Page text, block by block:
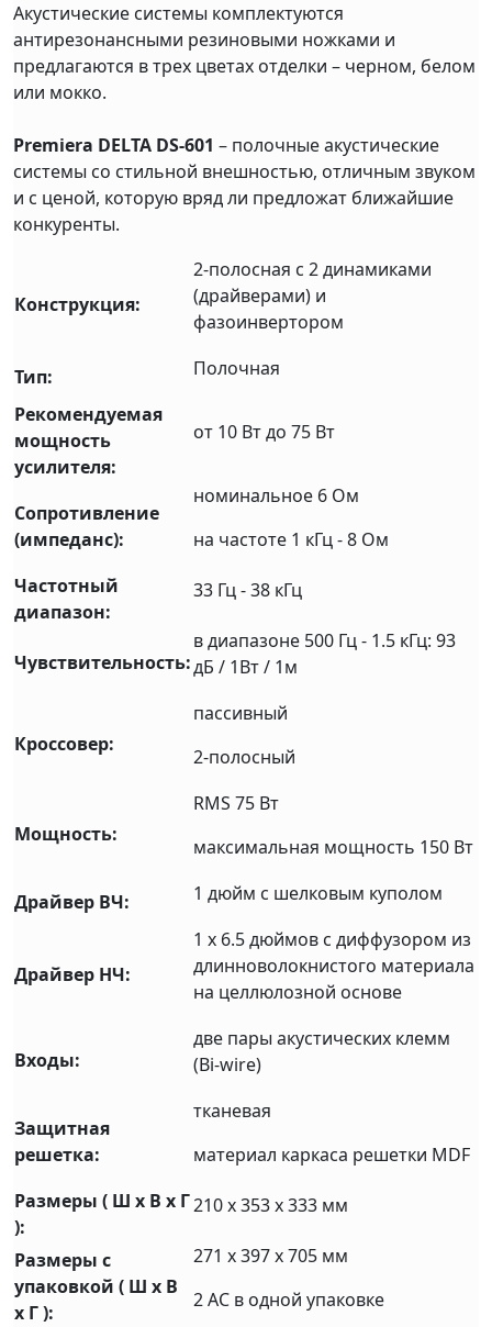
Акустические системы комплектуются
антирезонансными резиновыми ножками и
предлагаются в трех цветах отделки – черном, белом
или мокко.
Premiera DELTA DS-601 – полочные акустические
системы со стильной внешностью, отличным звуком
и с ценой, которую вряд ли предложат ближайшие
конкуренты.
Конструкция:
2-полосная с 2 динамиками
(драйверами) и
фазоинвертором
Тип:
Полочная
Рекомендуемая
мощность
усилителя:
от 10 Вт до 75 Вт
Сопротивление
(импеданс):
номинальное 6 Ом
на частоте 1 кГц - 8 Ом
Частотный
диапазон:
33 Гц - 38 кГц
Чувствительность:
в диапазоне 500 Гц - 1.5 кГц: 93
дБ / 1Вт / 1м
Кроссовер:
пассивный
2-полосный
Мощность:
RMS 75 Вт
максимальная мощность 150 Вт
Драйвер ВЧ: 1 дюйм с шелковым куполом
Драйвер НЧ:
1 x 6.5 дюймов с диффузором из
длинноволокнистого материала
на целлюлозной основе
Входы:
две пары акустических клемм
(Bi-wire)
Защитная
решетка:
тканевая
материал каркаса решетки MDF
Размеры ( Ш x В x Г
):
210 x 353 x 333 мм
Размеры с
упаковкой ( Ш x В
x Г ):
271 х 397 х 705 мм
2 АС в одной упаковке